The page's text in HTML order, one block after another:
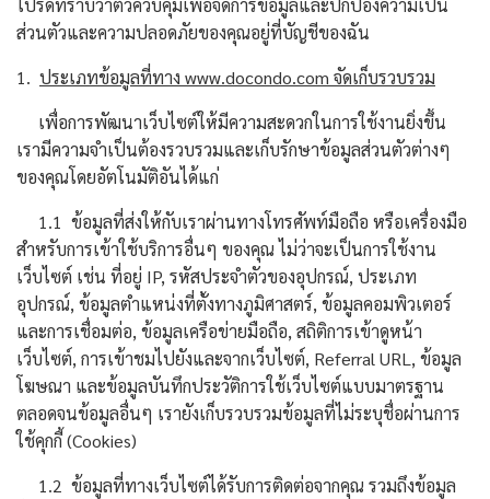
ส่วนตัวและความปลอดภัยของคุณอยู่ที่บัญชีของฉัน
1. ประเภทข้อมูลที่ทาง www.docondo.com จัดเก็บรวบรวม
เพื่อการพัฒนาเว็บไซต์ให้มีความสะดวกในการใช้งานยิ่งขึ้น
เรามีความจำเป็นต้องรวบรวมและเก็บรักษาข้อมูลส่วนตัวต่างๆ
ของคุณโดยอัตโนมัติอันได้แก่
1.1 ข้อมูลที่ส่งให้กับเราผ่านทางโทรศัพท์มือถือ หรือเครื่องมือ
สำหรับการเข้าใช้บริการอื่นๆ ของคุณ ไม่ว่าจะเป็นการใช้งาน
เว็บไซต์ เช่น ที่อยู่ IP, รหัสประจำตัวของอุปกรณ์, ประเภท
อุปกรณ์, ข้อมูลตำแหน่งที่ตั้งทางภูมิศาสตร์, ข้อมูลคอมพิวเตอร์
และการเชื่อมต่อ, ข้อมูลเครือข่ายมือถือ, สถิติการเข้าดูหน้า
เว็บไซต์, การเข้าชมไปยังและจากเว็บไซต์, Referral URL, ข้อมูล
โฆษณา และข้อมูลบันทึกประวัติการใช้เว็บไซต์แบบมาตรฐาน
ตลอดจนข้อมูลอื่นๆ เรายังเก็บรวบรวมข้อมูลที่ไม่ระบุชื่อผ่านการ
ใช้คุกกี้ (Cookies)
1.2 ข้อมูลที่ทางเว็บไซต์ได้รับการติดต่อจากคุณ รวมถึงข้อมูล